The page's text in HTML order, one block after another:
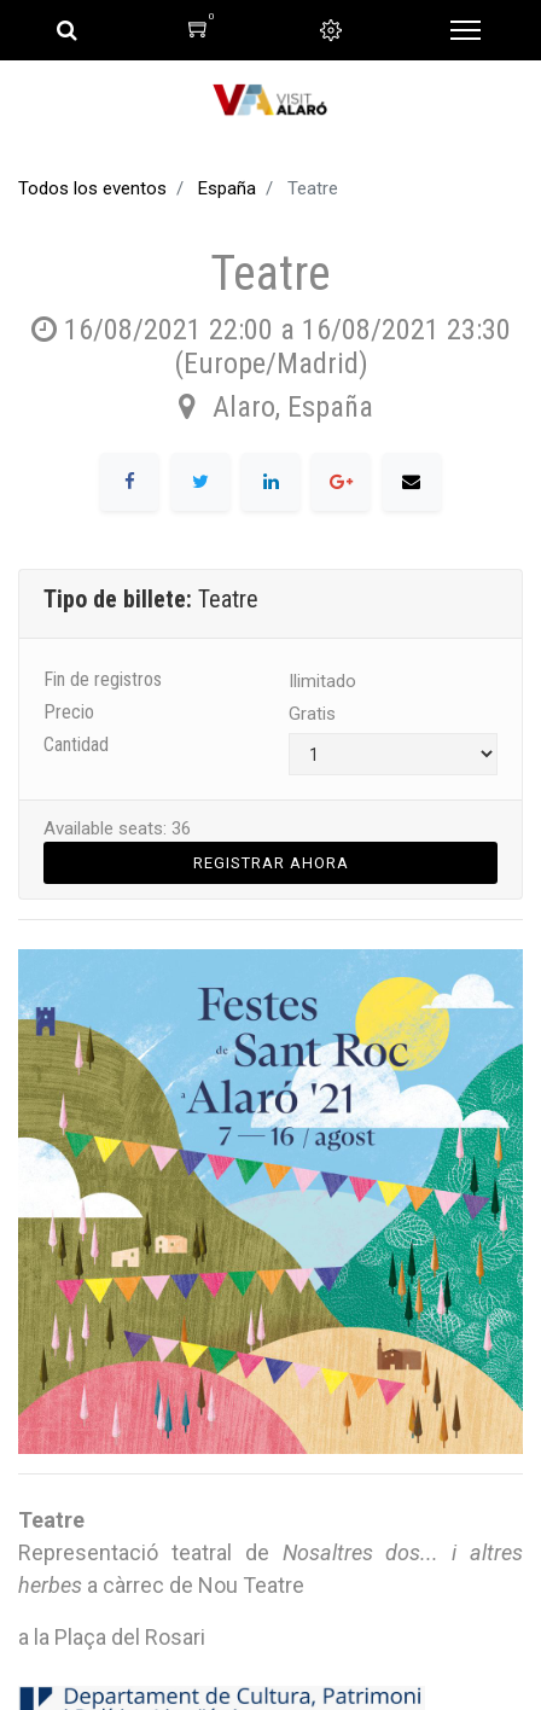
0
Todos los eventos España Teatre
Teatre
16/08/2021 22:00 a 16/08/2021 23:30
(Europe/Madrid)
Alaro, España
Tipo de billete: Teatre
Fin de registros Ilimitado
Precio Gratis
Cantidad
Available seats: 36
REGISTRAR AHORA
Teatre
Representació teatral de Nosaltres dos... i altres
herbes a càrrec de Nou Teatre
a la Plaça del Rosari